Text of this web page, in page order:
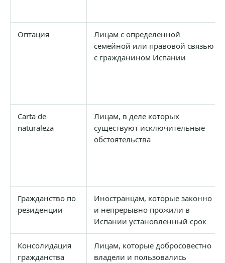
Оптация
Лицам с определенной
семейной или правовой связью
с гражданином Испании
Carta de
naturaleza
Лицам, в деле которых
существуют исключительные
обстоятельства
Гражданство по
резиденции
Иностранцам, которые законно
и непрерывно прожили в
Испании установленный срок
Консолидация
гражданства
Лицам, которые добросовестно
владели и пользовались